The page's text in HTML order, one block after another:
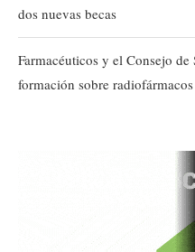
dos nuevas becas
Farmacéuticos y el Consejo
formación sobre radiofármacos